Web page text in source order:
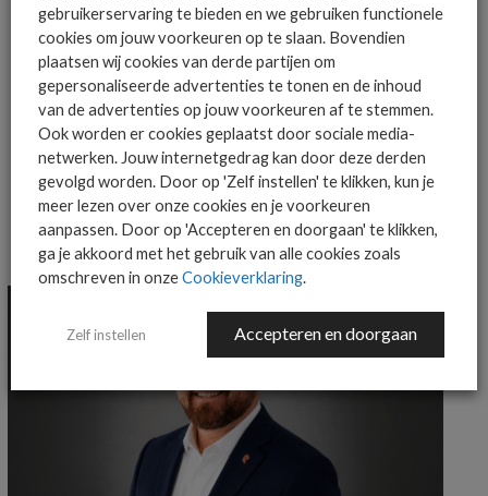
AANMELDEN
MEER ALGEMEEN IT NIEUWS NIEUWS
gebruikerservaring te bieden en we gebruiken functionele
cookies om jouw voorkeuren op te slaan. Bovendien
plaatsen wij cookies van derde partijen om
gepersonaliseerde advertenties te tonen en de inhoud
van de advertenties op jouw voorkeuren af te stemmen.
Ook worden er cookies geplaatst door sociale media-
netwerken. Jouw internetgedrag kan door deze derden
gevolgd worden. Door op 'Zelf instellen' te klikken, kun je
meer lezen over onze cookies en je voorkeuren
aanpassen. Door op 'Accepteren en doorgaan' te klikken,
ga je akkoord met het gebruik van alle cookies zoals
omschreven in onzeCookieverklaring.
Zelf instellen Accepteren en doorgaan